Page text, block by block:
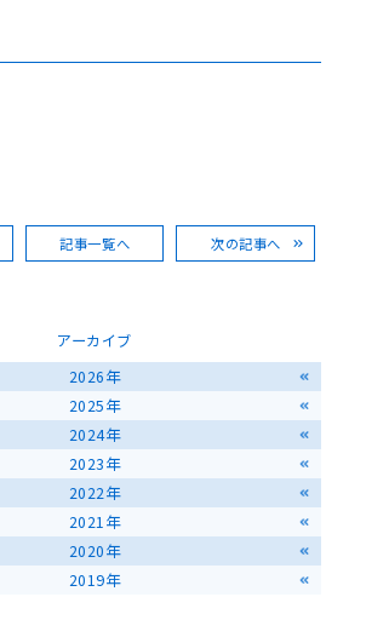
記事一覧へ 次の記事へ
アーカイブ
2026年
2025年
2024年
2023年
2022年
2021年
2020年
2019年